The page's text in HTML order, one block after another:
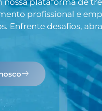
nossa plataforma de
profissional e
Enfrente desafios,